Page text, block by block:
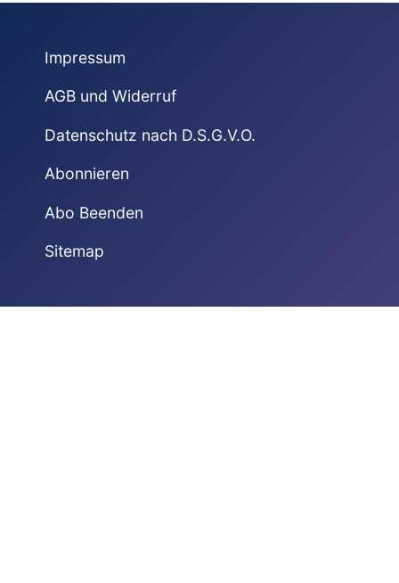
Impressum
AGB und Widerruf
Datenschutz nach D.S.G.V.O.
Abonnieren
Abo Beenden
Sitemap